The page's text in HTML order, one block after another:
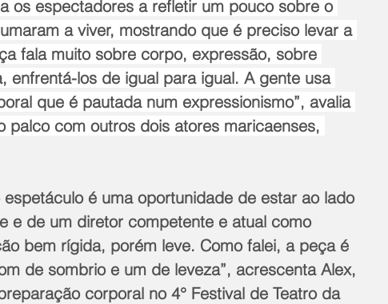
os espectadores a refletir um pouco sobre o
a viver, mostrando que é preciso levar a
fala muito sobre corpo, expressão, sobre
enfrentá-los de igual para igual. A gente usa
que é pautada num expressionismo”, avalia
palco com outros dois atores maricaenses,
é uma oportunidade de estar ao lado
e de um diretor competente e atual como
bem rígida, porém leve. Como falei, a peça é
de sombrio e um de leveza”, acrescenta Alex,
corporal no 4° Festival de Teatro da